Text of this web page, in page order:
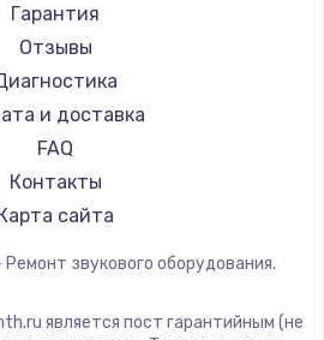
Заказать
видеокарты
1600 руб.
Заказать
разъема питания
880 руб.
Гарантия
Отзывы
и доставка
FAQ
Контакты
сайта
Ремонт звукового оборудования.
является пост гарантийным (не